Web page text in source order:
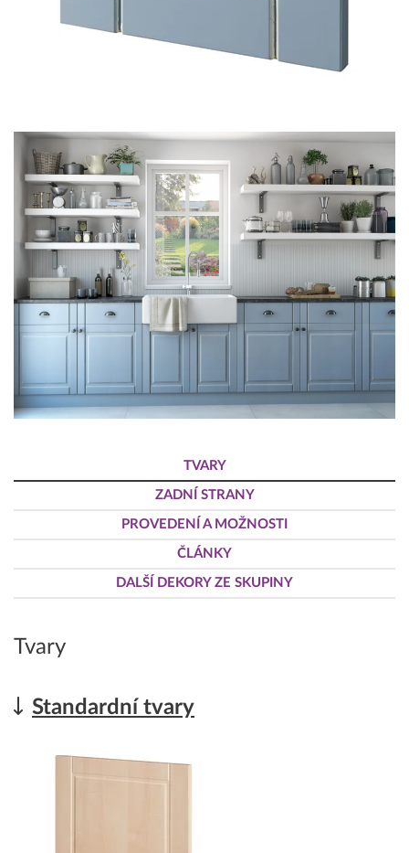
TVARY
ZADNÍ STRANY
PROVEDENÍ A MOŽNOSTI
ČLÁNKY
DALŠÍ DEKORY ZE SKUPINY
Tvary
Standardní tvary